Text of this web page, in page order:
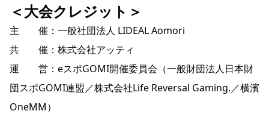
＜大会クレジット＞
主 催：一般社団法人 LIDEAL Aomori
共 催：株式会社アッティ
運 営：eスポGOMI開催委員会（一般財団法人日本財
団スポGOMI連盟／株式会社Life Reversal Gaming.／横濱
OneMM）